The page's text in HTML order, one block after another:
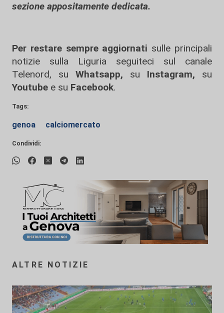
sezione appositamente dedicata.
Per restare sempre aggiornati sulle principali
notizie sulla Liguria seguiteci sul canale
Telenord, su
Whatsapp, su Instagram, su
Youtube e su Facebook.
Tags:
genoa calciomercato
Condividi:
ALTRE NOTIZIE